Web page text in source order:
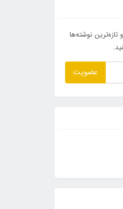
نوشته‌ها
عضویت